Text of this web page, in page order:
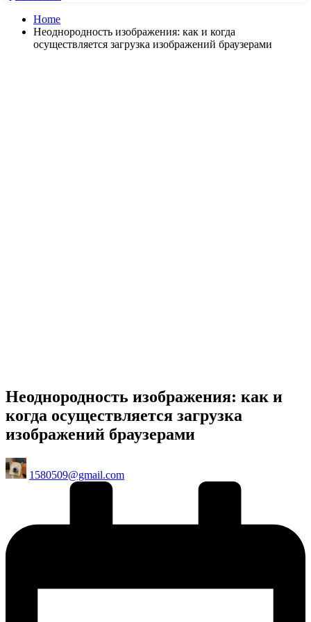
Home
Неоднородность изображения: как и когда
осуществляется загрузка изображений браузерами
Неоднородность изображения: как и
когда осуществляется загрузка
изображений браузерами
Posted
by
1580509@gmail.com